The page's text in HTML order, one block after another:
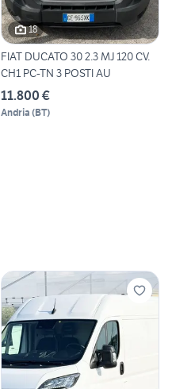
18
FIAT DUCATO 30 2.3 MJ 120 CV.
CH1 PC-TN 3 POSTI AU
11.800 €
Andria (BT)